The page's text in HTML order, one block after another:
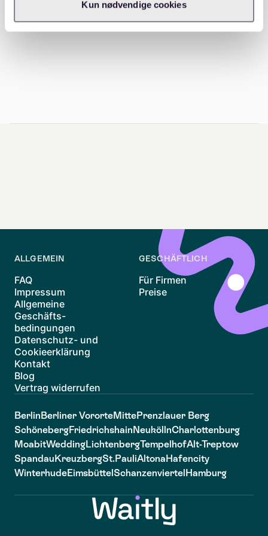
Kun nødvendige cookies
ALLGEMEIN
FAQ
Impressum
Allgemeine
Geschäfts-
bedingungen
Datenschutz- und
Cookieerklärung
Kontakt
Blog
Vertrag widerrufen
GESCHÄFTLICH
Für Firmen
Preise
BerlinBerliner VororteMittePrenzlauer Berg
SchönebergFriedrichshainNeuköllnCharlottenburg
MoabitWeddingLichtenbergTempelhofAlt-Treptow
SpandauKreuzbergSt.PauliAltonaHafencity
WinterhudeEimsbüttelSchanzenviertelHamburg